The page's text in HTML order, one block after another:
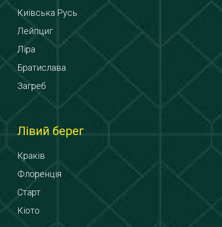
Київська Русь
Лейпциг
Ліра
Братислава
Загреб
Лівий берег
Краків
Флоренція
Старт
Кіото